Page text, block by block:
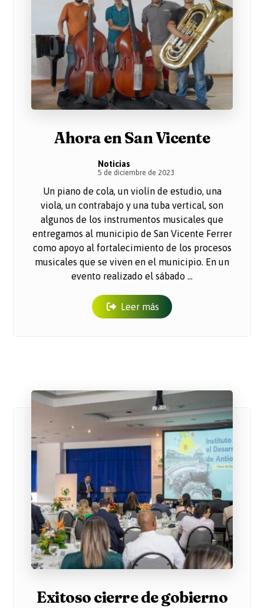
Ahora en San Vicente
Noticias
5 de diciembre de 2023
Un piano de cola, un violín de estudio, una
viola, un contrabajo y una tuba vertical, son
algunos de los instrumentos musicales que
entregamos al municipio de San Vicente Ferrer
como apoyo al fortalecimiento de los procesos
musicales que se viven en el municipio. En un
evento realizado el sábado ...
Leer más
Exitoso cierre de gobierno